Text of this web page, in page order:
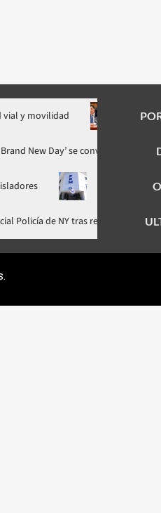
Banco Popular
Man: Brand New Day’ se
PRM presentará plancha
Muere oficial Policía de NY tras